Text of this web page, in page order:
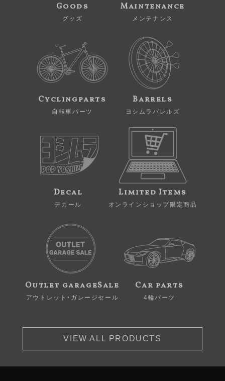
Goods
グッズ
Maintenance
メンテナンス
Cyclingparts
自転車パーツ
Barrels
ヨシムラバレルズ
Decal
デカール
Limited Items
オンラインショップ限定商品
Outlet garageSale
アウトレット・ガレージセール
Car parts
4輪パーツ
VIEW ALL PRODUCTS